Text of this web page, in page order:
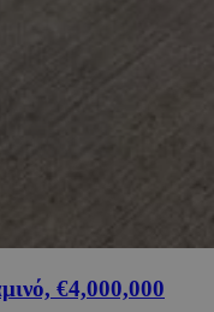
€4,000,000